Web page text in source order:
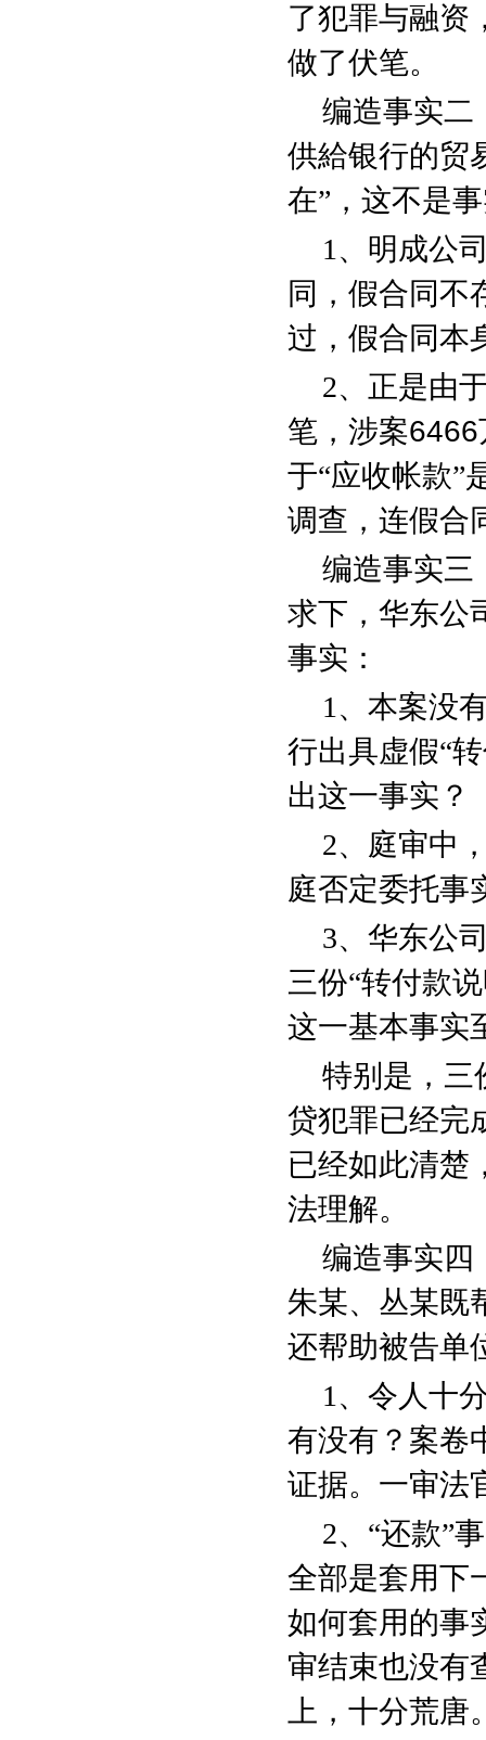
了犯罪与融资
做了伏笔。
编造事实二
供給银行的贸
在”，这不是
1 、明成公
同，假合同不
过，假合同本
2、正是由
笔，涉案6466
于“应收帐款”
调查，连假合
编造事实三
求下，华东公
事实：
1 、本案没
行出具虚假“
出这一事实？
2、庭审中
庭否定委托事
3、华东公
三份“转付款
这一基本事实
特别是，三
贷犯罪已经完
已经如此清楚
法理解。
编造事实四
朱某、丛某既
还帮助被告单
1 、令人十
有没有？案卷
证据。一审法
2、“还款”
全部是套用下
如何套用的事
审结束也没有
上，十分荒唐